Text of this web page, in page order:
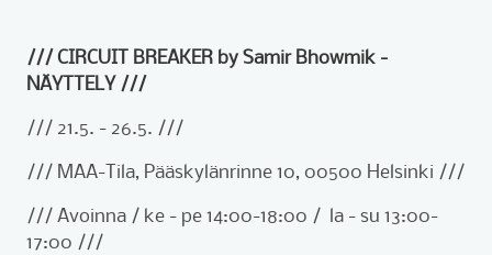
/// CIRCUIT BREAKER by Samir Bhowmik -
NÄYTTELY ///
/// 21.5. - 26.5. ///
/// MAA-Tila, Pääskylänrinne 10, 00500 Helsinki ///
/// Avoinna / ke - pe 14:00-18:00 / la - su 13:00-
17:00 ///